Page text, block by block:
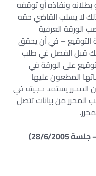
ونفاذه أو توقفه
لا يسلب القاضي حقه
الورقة العرفية
التوقيع – في أن يحقق
قبل الفصل في طلب
على الورقة في
المطعون عليها
المحرر يستمد حجيته في
المحرر من بيانات تتصل